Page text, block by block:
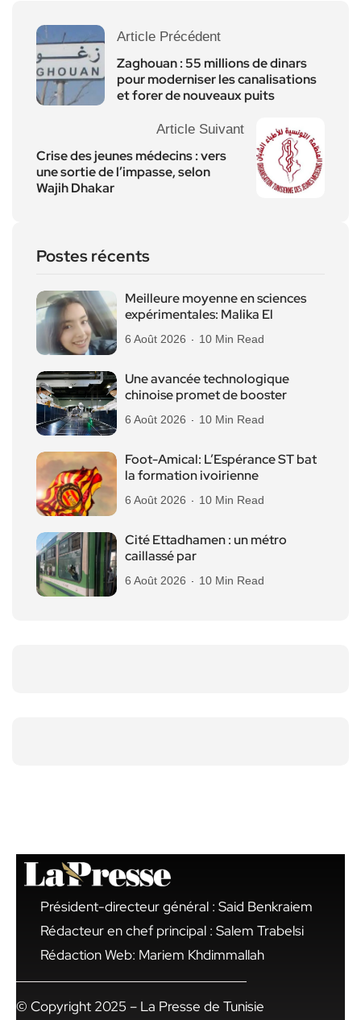
Article Précédent
Zaghouan : 55 millions de dinars
pour moderniser les canalisations
et forer de nouveaux puits
Article Suivant
Crise des jeunes médecins : vers
une sortie de l’impasse, selon
Wajih Dhakar
Postes récents
Meilleure moyenne en sciences
expérimentales: Malika El
6 Août 2026 10 Min Read
Une avancée technologique
chinoise promet de booster
6 Août 2026 10 Min Read
Foot-Amical: L’Espérance ST bat
la formation ivoirienne
6 Août 2026 10 Min Read
Cité Ettadhamen : un métro
caillassé par
6 Août 2026 10 Min Read
Président-directeur général : Said Benkraiem
Rédacteur en chef principal : Salem Trabelsi
Rédaction Web: Mariem Khdimmallah
© Copyright 2025 – La Presse de Tunisie